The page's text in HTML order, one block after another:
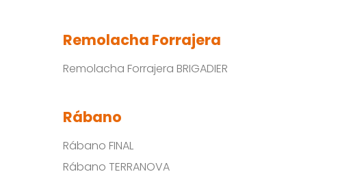
Remolacha Forrajera
Remolacha Forrajera BRIGADIER
Rábano
Rábano FINAL
Rábano TERRANOVA